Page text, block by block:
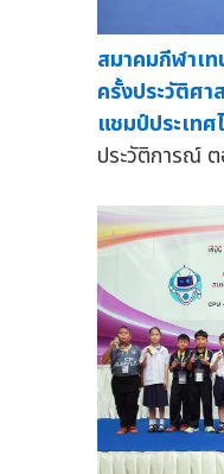
สมาคมกีฬาเ
ครั้งประวัติศ
แชมป์ประเท
ประวัติการณ์